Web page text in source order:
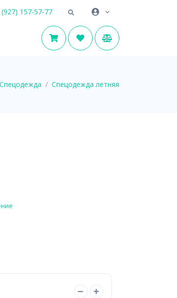
(927) 157-57-77
Спецодежда Спецодежда летняя